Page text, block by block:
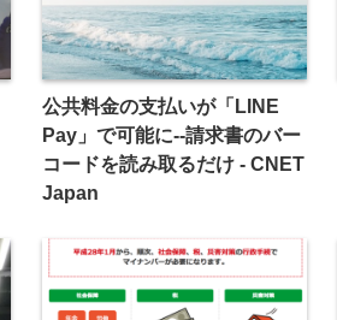
公共料金の支払いが「LINE
Pay」で可能に--請求書のバー
コードを読み取るだけ - CNET
Japan